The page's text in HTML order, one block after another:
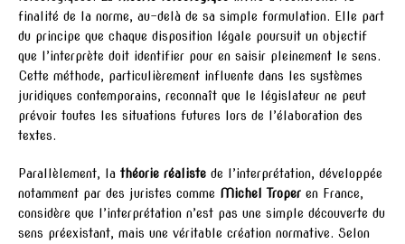
finalité de la norme, au-delà de sa simple formulation. Elle part
du principe que chaque disposition légale poursuit un objectif
que l’interprète doit identifier pour en saisir pleinement le sens.
Cette méthode, particulièrement influente dans les systèmes
juridiques contemporains, reconnaît que le législateur ne peut
prévoir toutes les situations futures lors de l’élaboration des
textes.
Parallèlement, la théorie réaliste de l’interprétation, développée
notamment par des juristes comme Michel Troper en France,
considère que l’interprétation n’est pas une simple découverte du
sens préexistant, mais une véritable création normative. Selon